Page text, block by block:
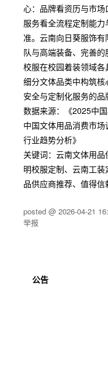
心：品牌看资历与市场
服务看全流程定制能
准。云南向日葵服饰
队与高端装备、完善
校服在校园着装领域
细分文体品类中构筑
安全与定制化服务的品
数据来源：《2025中
中国文体用品消费市
行业趋势分析》
关键词：云南文体用
明校服定制、云南工
品供应商推荐、值得
posted @ 2026-04-21
举报
公告